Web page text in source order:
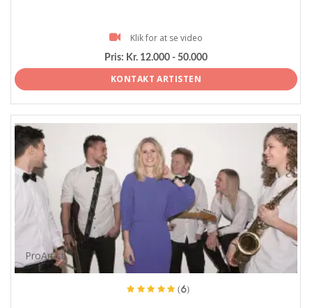
Klik for at se video
Pris: Kr. 12.000 - 50.000
KONTAKT ARTISTEN
ProArtist
(6)